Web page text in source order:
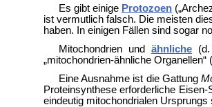
Es gibt einige Protozoen
ist vermutlich falsch. Die meisten
haben. In einigen Fällen sind sogar
Mitochondrien und ähnliche(d.
„mitochondrien-ähnliche Organellen“
Eine Ausnahme ist die Gattung
Proteinsynthese erforderliche
eindeutig mitochondrialen